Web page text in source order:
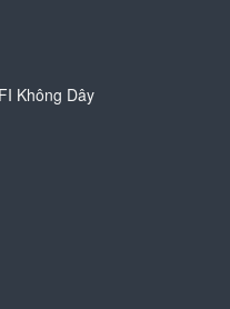
Không Dây